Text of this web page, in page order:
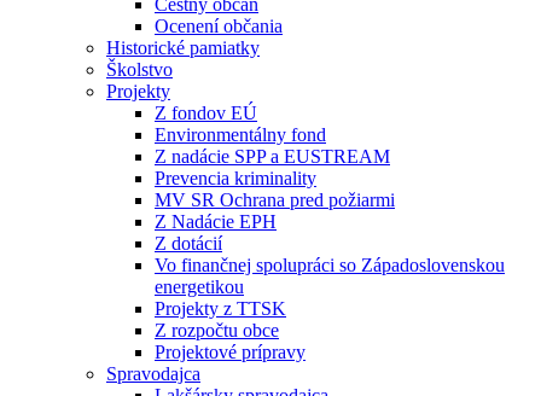
Čestný občan
Ocenení občania
Historické pamiatky
Školstvo
Projekty
Z fondov EÚ
Environmentálny fond
Z nadácie SPP a EUSTREAM
Prevencia kriminality
MV SR Ochrana pred požiarmi
Z Nadácie EPH
Z dotácií
Vo finančnej spolupráci so Západoslovenskou
energetikou
Projekty z TTSK
Z rozpočtu obce
Projektové prípravy
Spravodajca